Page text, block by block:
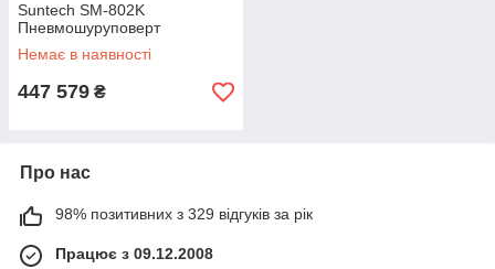
Suntech SM-802K
Пневмошуруповерт
Немає в наявності
447 579 ₴
Про нас
98% позитивних з 329 відгуків за рік
Працює з 09.12.2008